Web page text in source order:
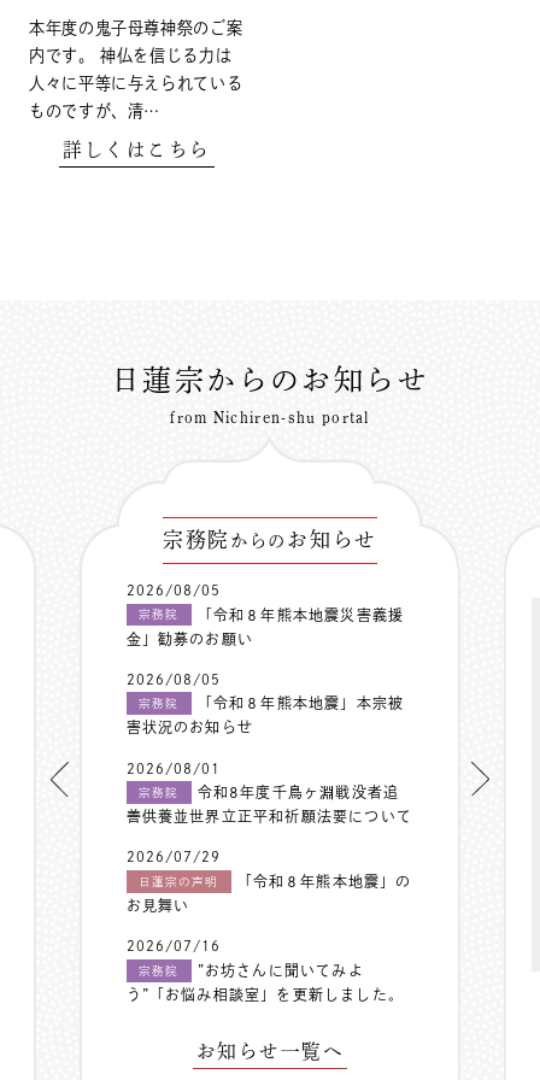
本年度の鬼子母尊神祭のご案
内です。 神仏を信じる力は
人々に平等に与えられている
ものですが、清…
詳しくはこちら
日蓮宗からのお知らせ
from Nichiren-shu portal
宗務院 からの お知らせ
2026/08/05
宗務院
「令和８年熊本地震災害義援
金」勧募のお願い
2026/08/05
宗務院
「令和８年熊本地震」本宗被
害状況のお知らせ
2026/08/01
宗務院
令和8年度千鳥ヶ淵戦没者追
善供養並世界立正平和祈願法要について
2026/07/29
日蓮宗の声明
「令和８年熊本地震」の
お見舞い
2026/07/16
宗務院
”お坊さんに聞いてみよ
う”「お悩み相談室」を更新しました。
お知らせ一覧へ